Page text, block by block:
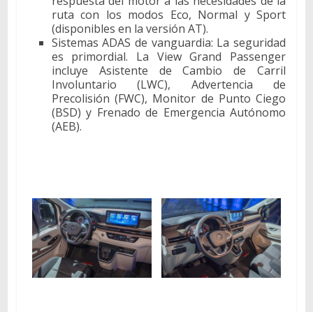
ruta con los modos Eco, Normal y Sport
(disponibles en la versión AT).
Sistemas ADAS de vanguardia: La seguridad
es primordial. La View Grand Passenger
incluye Asistente de Cambio de Carril
Involuntario (LWC), Advertencia de
Precolisión (FWC), Monitor de Punto Ciego
(BSD) y Frenado de Emergencia Autónomo
(AEB).